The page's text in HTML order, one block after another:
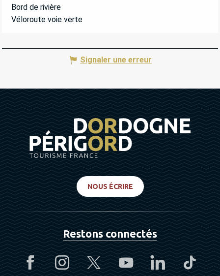
Bord de rivière
Véloroute voie verte
Signaler une erreur
NOUS ÉCRIRE
Restons connectés